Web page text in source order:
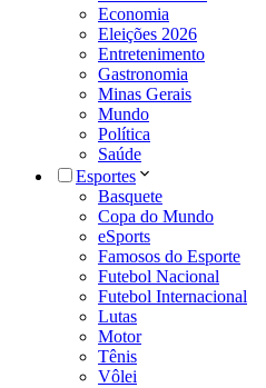
Economia
Eleições 2026
Entretenimento
Gastronomia
Minas Gerais
Mundo
Política
Saúde
Esportes
Basquete
Copa do Mundo
eSports
Famosos do Esporte
Futebol Nacional
Futebol Internacional
Lutas
Motor
Tênis
Vôlei